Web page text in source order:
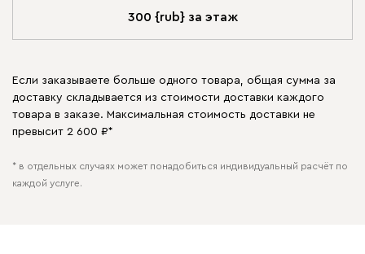
300 {rub} за этаж
Если заказываете больше одного товара, общая сумма за
доставку складывается из стоимости доставки каждого
товара в заказе. Максимальная стоимость доставки не
превысит 2 600 ₽*
* в отдельных случаях может понадобиться индивидуальный расчёт по
каждой услуге.